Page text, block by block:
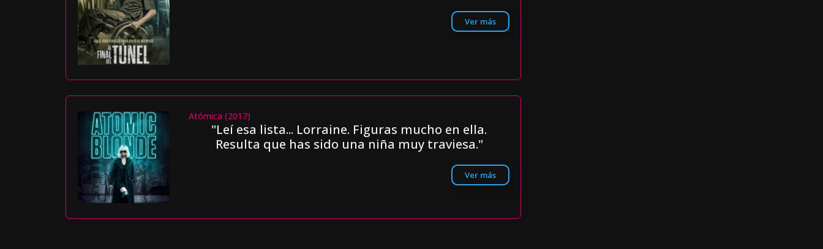
Ver más
Atómica (2017)
"Leí esa lista... Lorraine. Figuras mucho en ella.
Resulta que has sido una niña muy traviesa."
Ver más